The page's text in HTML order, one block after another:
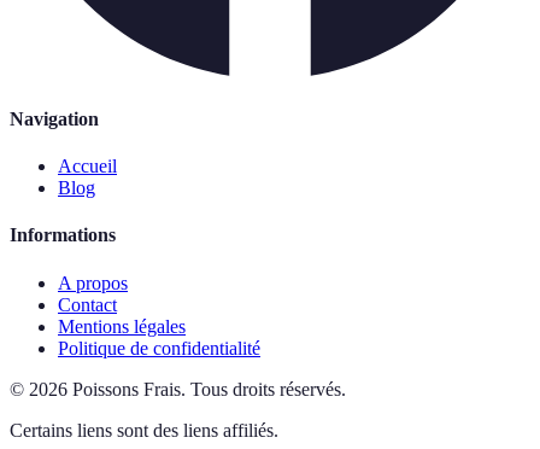
Navigation
Accueil
Blog
Informations
A propos
Contact
Mentions légales
Politique de confidentialité
© 2026 Poissons Frais. Tous droits réservés.
Certains liens sont des liens affiliés.